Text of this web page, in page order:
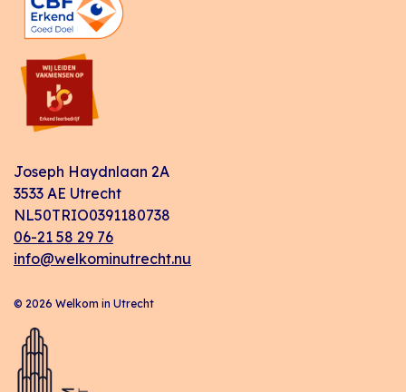
Joseph Haydnlaan 2A
3533 AE Utrecht
NL50TRIO0391180738
06-21 58 29 76
info@welkominutrecht.nu
© 2026 Welkom in Utrecht